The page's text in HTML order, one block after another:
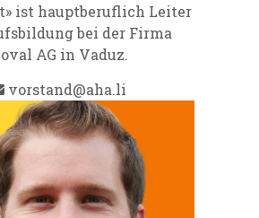
ist hauptberuflich Leiter
bei der Firma
AG in Vaduz.
vorstand@aha.li